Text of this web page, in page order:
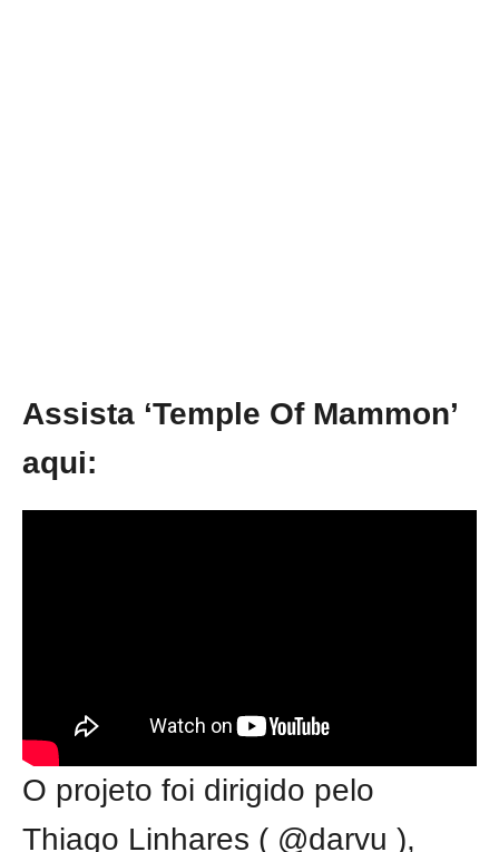
Assista ‘Temple Of Mammon’
aqui:
O projeto foi dirigido pelo
Thiago Linhares ( @darvu ),